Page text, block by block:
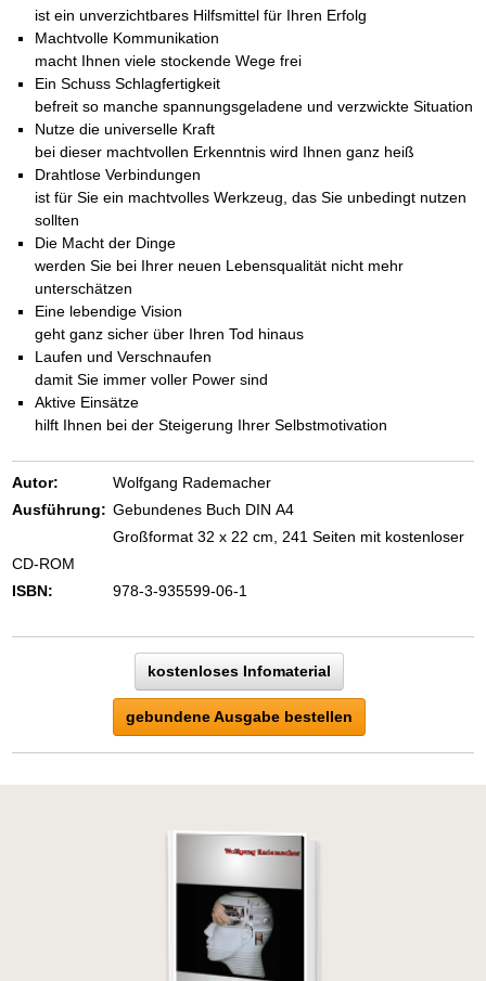
ist ein unverzichtbares Hilfsmittel für Ihren Erfolg
Machtvolle Kommunikation
macht Ihnen viele stockende Wege frei
Ein Schuss Schlagfertigkeit
befreit so manche spannungsgeladene und verzwickte Situation
Nutze die universelle Kraft
bei dieser machtvollen Erkenntnis wird Ihnen ganz heiß
Drahtlose Verbindungen
ist für Sie ein machtvolles Werkzeug, das Sie unbedingt nutzen
sollten
Die Macht der Dinge
werden Sie bei Ihrer neuen Lebensqualität nicht mehr
unterschätzen
Eine lebendige Vision
geht ganz sicher über Ihren Tod hinaus
Laufen und Verschnaufen
damit Sie immer voller Power sind
Aktive Einsätze
hilft Ihnen bei der Steigerung Ihrer Selbstmotivation
Autor:
Wolfgang Rademacher
Ausführung: Gebundenes Buch DIN A4
Großformat 32 x 22 cm, 241 Seiten mit kostenloser
CD-ROM
ISBN:
978-3-935599-06-1
kostenloses Infomaterial
gebundene Ausgabe bestellen